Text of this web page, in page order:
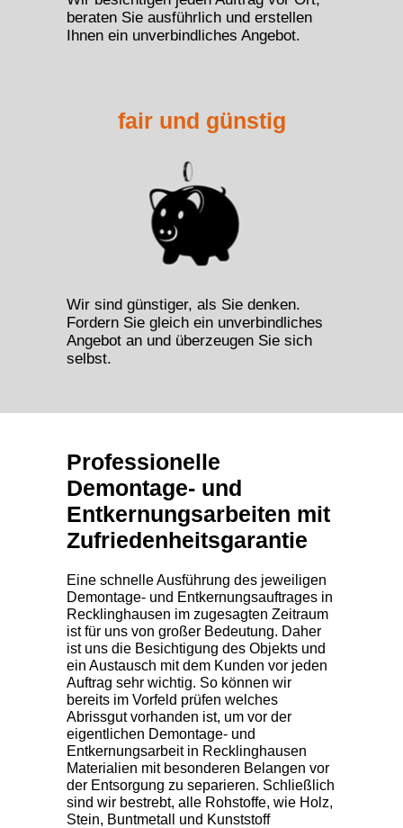
beraten Sie ausführlich und erstellen
Ihnen ein unverbindliches Angebot.
fair und günstig
Wir sind günstiger, als Sie denken.
Fordern Sie gleich ein unverbindliches
Angebot an und überzeugen Sie sich
selbst.
Professionelle
Demontage- und
Entkernungsarbeiten mit
Zufriedenheitsgarantie
Eine schnelle Ausführung des jeweiligen
Demontage- und Entkernungsauftrages in
Recklinghausen im zugesagten Zeitraum
ist für uns von großer Bedeutung. Daher
ist uns die Besichtigung des Objekts und
ein Austausch mit dem Kunden vor jeden
Auftrag sehr wichtig. So können wir
bereits im Vorfeld prüfen welches
Abrissgut vorhanden ist, um vor der
eigentlichen Demontage- und
Entkernungsarbeit in Recklinghausen
Materialien mit besonderen Belangen vor
der Entsorgung zu separieren. Schließlich
sind wir bestrebt, alle Rohstoffe, wie Holz,
Stein, Buntmetall und Kunststoff